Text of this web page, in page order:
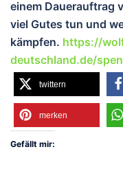
einem Dauerauftrag
viel Gutes tun und
kämpfen. https://
deutschland.de/
twittern
merken
Gefällt mir: